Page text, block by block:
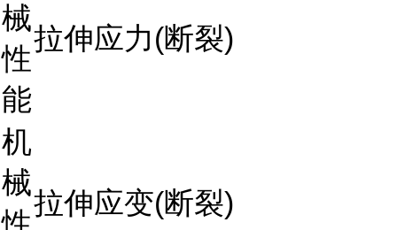
械
性
能
拉伸应力(断裂)
机
械
拉伸应变(断裂)